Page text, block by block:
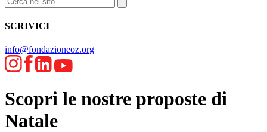
SCRIVICI
info@fondazioneoz.org
Scopri le nostre proposte di
Natale